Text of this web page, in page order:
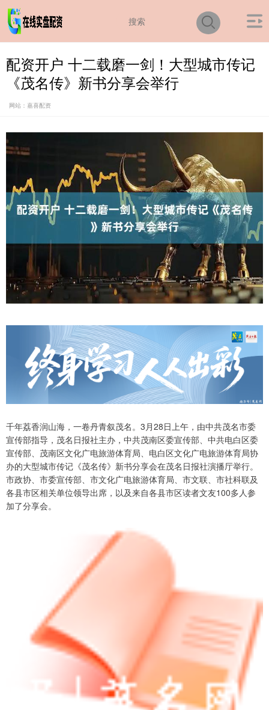
配资开户 十二载磨一剑！大型城市传记
《茂名传》新书分享会举行
网站：嘉喜配资
千年荔香润山海，一卷丹青叙茂名。3月28日上午，由中共茂名市委
宣传部指导，茂名日报社主办，中共茂南区委宣传部、中共电白区委
宣传部、茂南区文化广电旅游体育局、电白区文化广电旅游体育局协
办的大型城市传记《茂名传》新书分享会在茂名日报社演播厅举行。
市政协、市委宣传部、市文化广电旅游体育局、市文联、市社科联及
各县市区相关单位领导出席，以及来自各县市区读者文友100多人参
加了分享会。